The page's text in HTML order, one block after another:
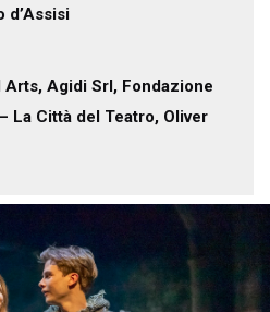
d’Assisi
Agidi Srl, Fondazione
La Città del Teatro, Oliver